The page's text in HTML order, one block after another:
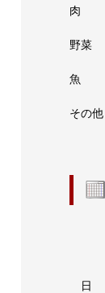
肉
野菜
魚
その他
日